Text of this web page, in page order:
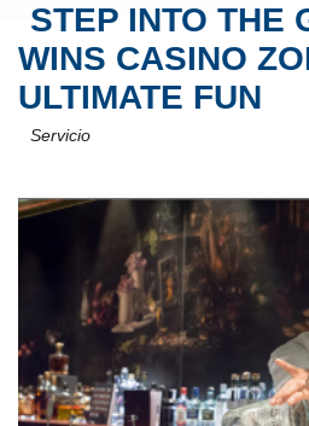
STEP INTO THE
WINS CASINO
ULTIMATE FUN
Servicio